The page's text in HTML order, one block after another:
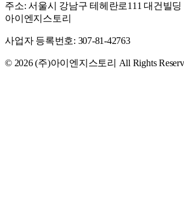
주소: 서울시 강남구 테헤란로111 대건빌딩
아이엔지스토리
사업자 등록번호: 307-81-42763
© 2026 (주)아이엔지스토리 All Rights